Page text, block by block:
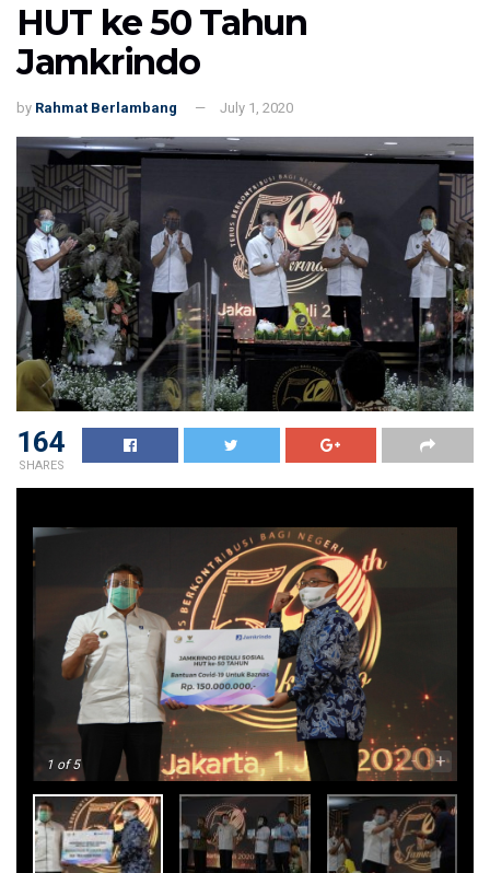
HUT ke 50 Tahun
Jamkrindo
by Rahmat Berlambang July 1, 2020
164
SHARES
1 of 5 - +